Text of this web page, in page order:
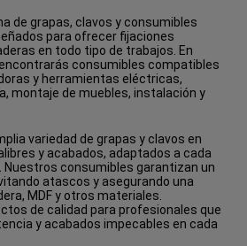
de grapas, clavos y consumibles
para ofrecer fijaciones
en todo tipo de trabajos. En
consumibles compatibles
y herramientas eléctricas,
montaje de muebles, instalación y
variedad de grapas y clavos en
y acabados, adaptados a cada
Nuestros consumibles garantizan un
atascos y asegurando una
MDF y otros materiales.
de calidad para profesionales que
y acabados impecables en cada